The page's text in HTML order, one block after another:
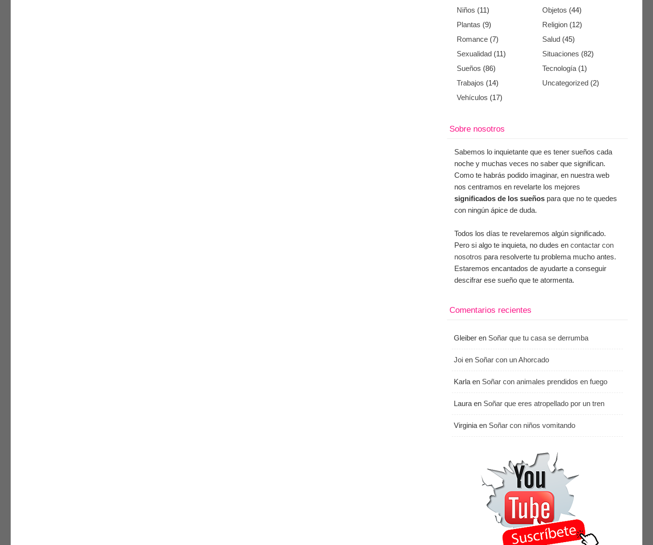
Niños (11) Objetos (44)
Plantas (9) Religion (12)
Romance (7) Salud (45)
Sexualidad (11) Situaciones (82)
Sueños (86) Tecnología (1)
Trabajos (14) Uncategorized (2)
Vehículos (17)
Sobre nosotros
Sabemos lo inquietante que es tener sueños cada
noche y muchas veces no saber que significan.
Como te habrás podido imaginar, en nuestra web
nos centramos en revelarte los mejores
significados de los sueños para que no te quedes
con ningún ápice de duda.
Todos los días te revelaremos algún significado.
Pero si algo te inquieta, no dudes en contactar con
nosotros para resolverte tu problema mucho antes.
Estaremos encantados de ayudarte a conseguir
descifrar ese sueño que te atormenta.
Comentarios recientes
Gleiber en Soñar que tu casa se derrumba
Joi en Soñar con un Ahorcado
Karla en Soñar con animales prendidos en fuego
Laura en Soñar que eres atropellado por un tren
Virginia en Soñar con niños vomitando